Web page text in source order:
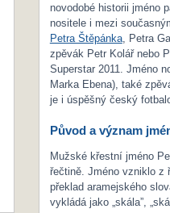
novodobé historii jméno
nositele i mezi
Petra Štěpánka, Petra
zpěvák Petr Kolář nebo
Superstar 2011. Jméno
Marka Ebena), také
je i úspěšný český
Původ a význam
Mužské křestní jméno
řečtině. Jméno vzniklo z
překlad aramejského
vykládá jako „skála”,